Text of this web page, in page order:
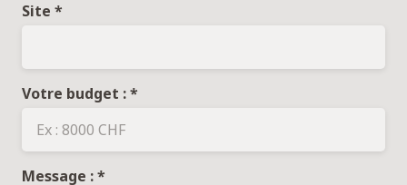
Site *
Votre budget : *
Message : *